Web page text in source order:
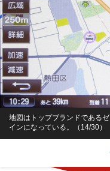
地図はトップブランドである
インになっている。（14/30）